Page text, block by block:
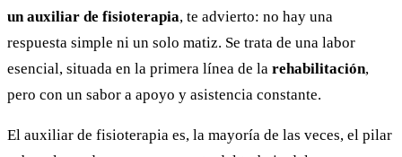
un auxiliar de fisioterapia, te advierto: no hay una
respuesta simple ni un solo matiz. Se trata de una labor
esencial, situada en la primera línea de la rehabilitación,
pero con un sabor a apoyo y asistencia constante.
El auxiliar de fisioterapia es, la mayoría de las veces, el pilar